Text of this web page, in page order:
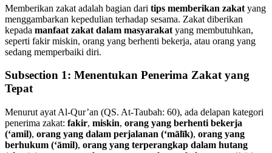
Memberikan zakat adalah bagian dari tips memberikan zakat yang
menggambarkan kepedulian terhadap sesama. Zakat diberikan
kepada manfaat zakat dalam masyarakat yang membutuhkan,
seperti fakir miskin, orang yang berhenti bekerja, atau orang yang
sedang memperbaiki diri.
Subsection 1: Menentukan Penerima Zakat yang
Tepat
Menurut ayat Al-Qur’an (QS. At-Taubah: 60), ada delapan kategori
penerima zakat: fakir, miskin, orang yang berhenti bekerja
(‘amil), orang yang dalam perjalanan (‘mālīk), orang yang
berhukum (‘āmil), orang yang terperangkap dalam hutang